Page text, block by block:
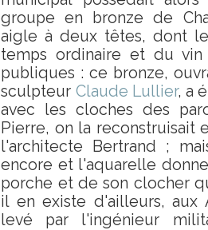
groupe en bronze de
aigle à deux têtes, dont
temps ordinaire et du vin
publiques : ce bronze,
sculpteur Claude Lullier, a
avec les cloches des
Pierre, on la reconstruisait
l'architecte Bertrand ;
encore et l'aquarelle
porche et de son clocher
il en existe d'ailleurs, aux
levé par l'ingénieur